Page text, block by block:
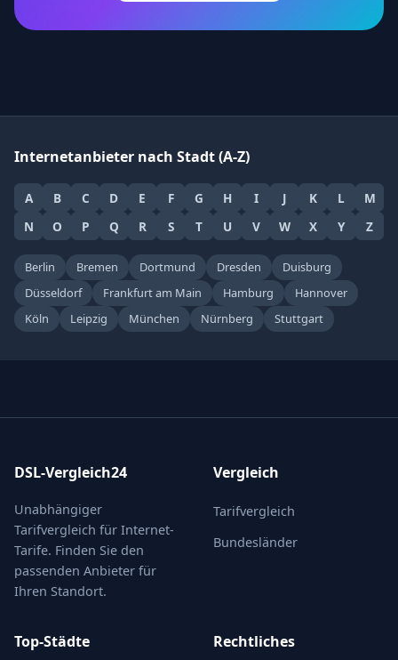
Internetanbieter nach Stadt (A-Z)
A B C D E F G H I J K L
M
N
O P Q R S T U V W X Y Z
Berlin Bremen Dortmund Dresden
Duisburg
Düsseldorf
Frankfurt am Main Hamburg
Hannover
Köln
Leipzig München Nürnberg Stuttgart
DSL-Vergleich24
Unabhängiger
Tarifvergleich für Internet-
Tarife. Finden Sie den
passenden Anbieter für
Ihren Standort.
Vergleich
Tarifvergleich
Bundesländer
Top-Städte Rechtliches